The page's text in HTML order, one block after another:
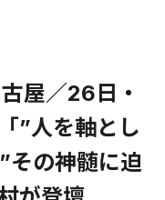
屋／26日・
”人を軸とし
その神髄に迫